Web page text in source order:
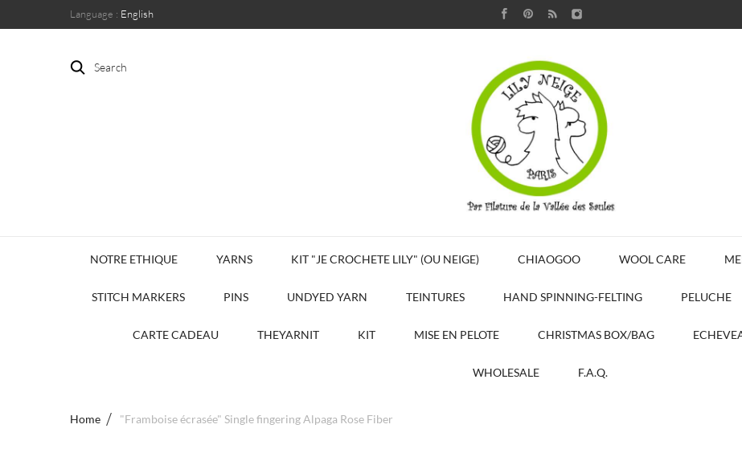
Language : English
Search
NOTRE ETHIQUE YARNS KIT "JE CROCHETE LILY" (OU NEIGE) CHIAOGOO WOOL CARE
STITCH MARKERS PINS UNDYED YARN TEINTURES HAND SPINNING-FELTING PELUCHE
CARTE CADEAU THEYARNIT KIT MISE EN PELOTE CHRISTMAS BOX/BAG
WHOLESALE F.A.Q.
Home "Framboise écrasée" Single fingering Alpaga Rose Fiber